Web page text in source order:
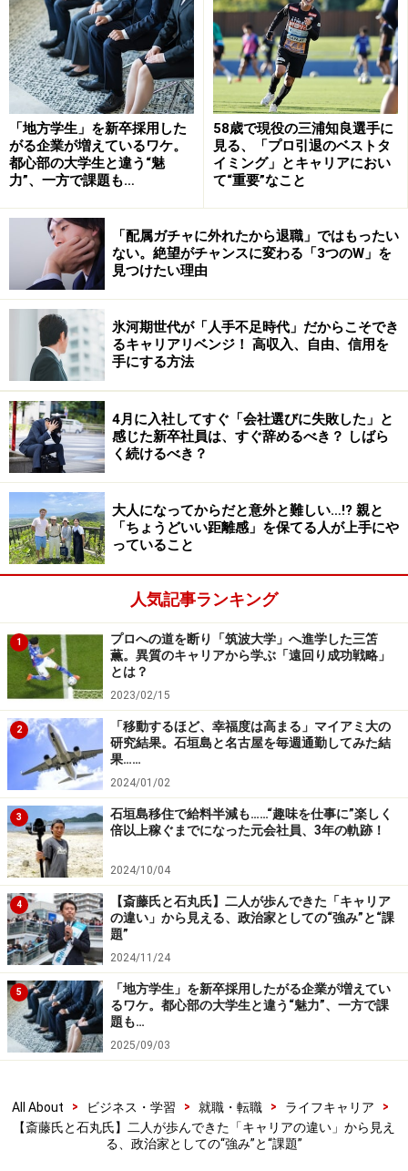
一方、対照的なのは二人の ファーストキャリアの違い で
ある。
斎藤氏は大学卒業後に総務省に入省して官僚に、石丸氏
は民間の大手メガバンクである三菱東京UFJ銀行（現三
菱UFJ銀行）に入行している。
地方自治体にも出向。2018年には大阪府の財政課長とし
て維新府政の「身を切る改革」を現場で支えてきた。
まさに兵庫県でさまざまな財政改革を進めることができ
たのは、官僚時代に各地方自治体で財務面における実務
経験が豊富だったからであろう。
それに対して石丸氏は入行後に姫路支店などに配属され
た後、2014年には為替アナリストとしてニューヨークな
どで海外駐在員として金融業界の最前線で経験を積んで
きた。
この民間トップ企業で培った経験やビジネス感覚を生か
して、2020年に広島県安芸高田市の市長になってからは
財政の健全化だけでなく、ふるさと納税額や市の公式
YouTubeアカウントの登録者数を飛躍的に伸ばすなど、
PR面の結果も残している。
まさに官僚出身の斎藤氏、民間企業出身の石丸氏らしい
それぞれの強みの発揮の仕方といっていい活躍っぷりで
ある。
トップエリートがゆえの、周囲への調和と
共感の難しさ
そんな優秀でかつ実績も出している二人には共通の課題
もあった。それは「県議や市議との対立」
斎藤氏は今回の選挙によって民意を得て、選挙中もさま
ざまなメディアによって誤解は解かれていったものの、
県議会による不信任決議を受け失職となってしまった事
実はある。
石丸氏も市議会で市議と真正面からぶつかっていた様子
の賛同が得られずに実現できなかった政策もあることを
考えると、ベテラン市議たちとあそこまでぶつかりまく
ったのは、市政にプラスになっていたのかは分からな
「地方学生」を新卒採用した
がる企業が増えているワケ。
都心部の大学生と違う“魅
力”、一方で課題も…
58歳で現役の三浦知良選手に
見る、「プロ引退のベストタ
イミング」とキャリアにおい
て“重要”なこと
「配属ガチャに外れたから退職」ではもったい
ない。絶望がチャンスに変わる「3つのW」を
見つけたい理由
氷河期世代が「人手不足時代」だからこそでき
るキャリアリベンジ！ 高収入、自由、信用を
手にする方法
4月に入社してすぐ「会社選びに失敗した」と
感じた新卒社員は、すぐ辞めるべき？ しばら
く続けるべき？
大人になってからだと意外と難しい…!? 親と
「ちょうどいい距離感」を保てる人が上手にや
っていること
人気記事ランキング
1
プロへの道を断り「筑波大学」へ進学した三笘
薫。異質のキャリアから学ぶ「遠回り成功戦略」
とは？
2023/02/15
2
「移動するほど、幸福度は高まる」マイアミ大の
研究結果。石垣島と名古屋を毎週通勤してみた結
果……
2024/01/02
3
石垣島移住で給料半減も……“趣味を仕事に”楽しく
倍以上稼ぐまでになった元会社員、3年の軌跡！
2024/10/04
4
【斎藤氏と石丸氏】二人が歩んできた「キャリア
の違い」から見える、政治家としての“強み”と“課
題”
2024/11/24
5
「地方学生」を新卒採用したがる企業が増えてい
るワケ。都心部の大学生と違う“魅力”、一方で課
題も…
2025/09/03
All About > ビジネス・学習 > 就職・転職 > ライフキャリア
>
【斎藤氏と石丸氏】二人が歩んできた「キャリアの違い」から見え
る、政治家としての“強み”と“課題”